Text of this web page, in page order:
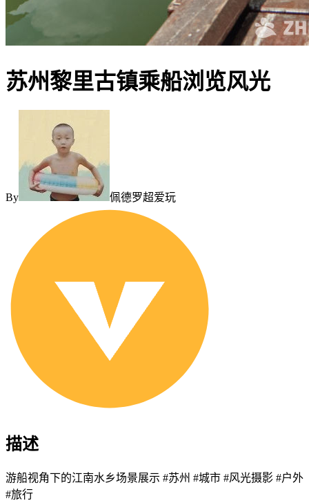
苏州黎里古镇乘船浏览风光
By 佩德罗超爱玩
描述
游船视角下的江南水乡场景展示 #苏州 #城市 #风光摄影 #户外
#旅行